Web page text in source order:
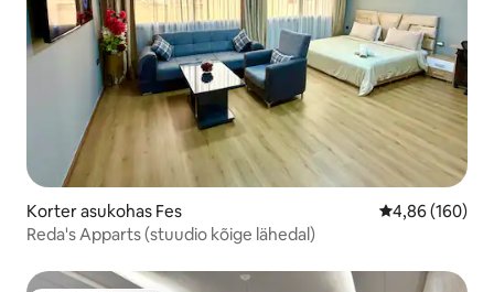
Korter asukohas Fes Keskmine
4,86 (160)
Reda's Apparts (stuudio kõige lähedal)